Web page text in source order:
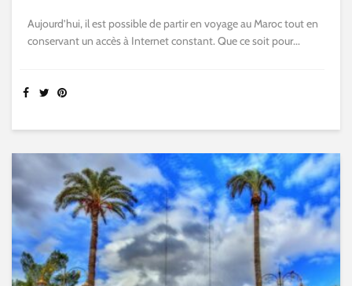
Aujourd’hui, il est possible de partir en voyage au Maroc tout en
conservant un accès à Internet constant. Que ce soit pour...